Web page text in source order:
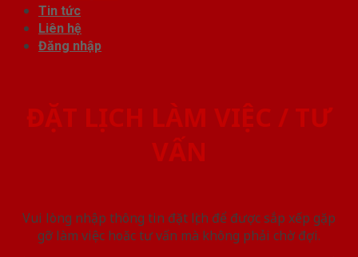
Tin tức
Liên hệ
Đăng nhập
ĐẶT LỊCH LÀM VIỆC / TƯ
VẤN
Vui lòng nhập thông tin đặt lịch để được sắp xếp gặp
gỡ làm việc hoăc tư vấn mà không phải chờ đợi.